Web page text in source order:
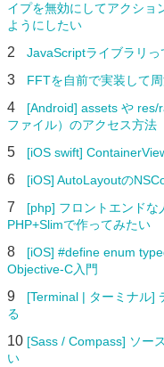
イプを無効にしてアクショ
ようにしたい
2 JavaScriptライブラリ
3 FFTを自前で実装して
4
[Android] assets や res/
ファイル）のアクセス方法
5 [iOS swift]
6 [iOS] AutoLayoutの
7
[php] フロントエンドな
PHP+Slimで作ってみたい
8
[iOS] #define enum
Objective-C入門
9
[Terminal | ターミナル]
る
10 [Sass / Compass] ソー
い